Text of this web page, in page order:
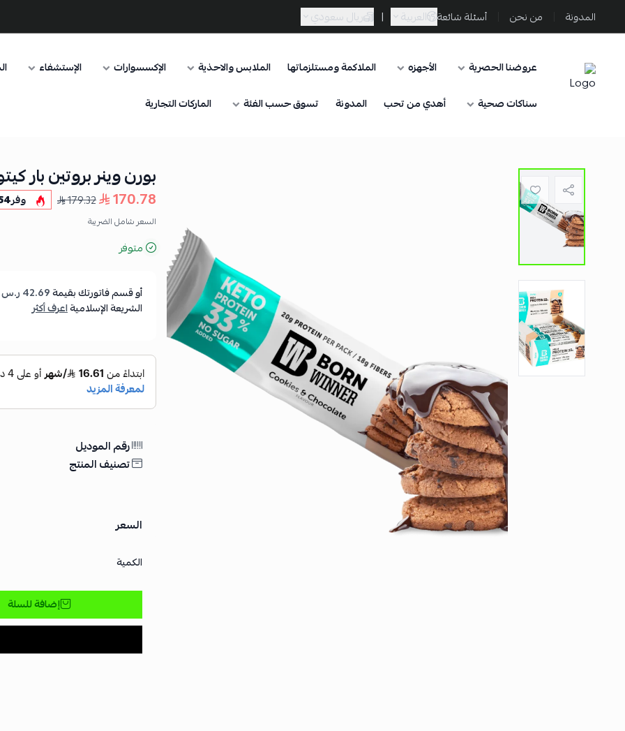
المدونة من نحن أسئلة شائعة العربية | ريال سعودي
Sporta
عروضنا الحصرية الأجهزه الملاكمة ومستلزماتها الملابس والاحذية الإكسسوارات الإستشفاء
سناكات صحية
أهدي من تحب المدونة تسوق حسب الفئة الماركات التجارية
بورن وينر بروتين بار
170.78
179.32 وفر
السعر شامل الضريبة
متوفر
أو قسم فاتورتك بقيمة42.69 ر.س
الشريعة الإسلاميةاعرف أكثر
رقم الموديل
تصنيف المنتج
السعر
الكمية
إضافة للسلة